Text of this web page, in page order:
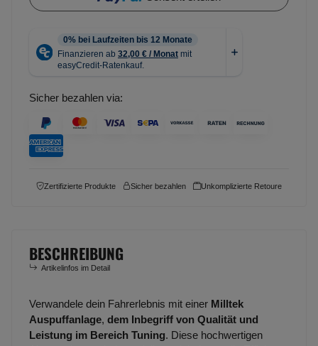
Sicher bezahlen via:
Zertifizierte Produkte Sicher bezahlen Unkomplizierte Retoure
BESCHREIBUNG
Artikelinfos im Detail
Verwandele dein Fahrerlebnis mit einer Milltek
Auspuffanlage, dem Inbegriff von Qualität und
Leistung im Bereich Tuning. Diese hochwertigen